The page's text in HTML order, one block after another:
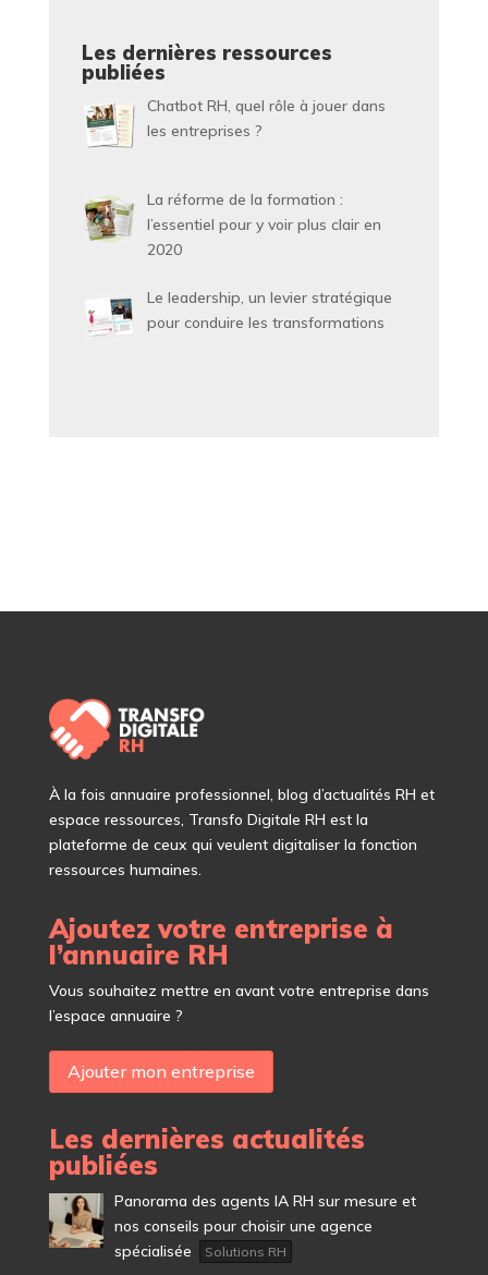
Les dernières ressources
publiées
Chatbot RH, quel rôle à jouer dans
les entreprises ?
La réforme de la formation :
l’essentiel pour y voir plus clair en
2020
Le leadership, un levier stratégique
pour conduire les transformations
Àla fois annuaire professionnel, blog d’actualités RH et
espace ressources, Transfo Digitale RH est la
plateforme de ceux qui veulent digitaliser la fonction
ressources humaines.
Ajoutez votre entreprise à
l’annuaire RH
Vous souhaitez mettre en avant votre entreprise dans
l’espace annuaire ?
Ajouter mon entreprise
Les dernières actualités
publiées
Panorama des agents IA RH sur mesure et
nos conseils pour choisir une agence
spécialisée
Solutions RH